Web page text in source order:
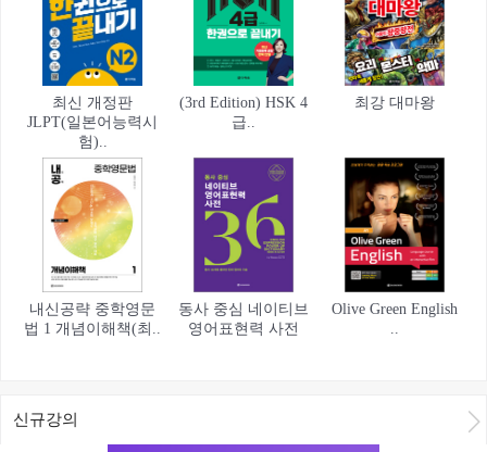
최신 개정판
JLPT(일본어능력시
험)..
(3rd Edition) HSK 4
급..
최강 대마왕
내신공략 중학영문
법 1 개념이해책(최..
동사 중심 네이티브
영어표현력 사전
Olive Green English
신규강의